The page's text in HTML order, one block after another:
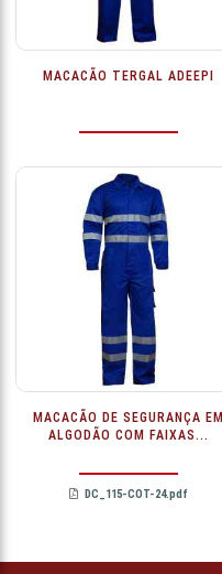
MACACÃO TERGAL ADEEPI
MACACÃO DE SEGURANÇA EM
ALGODÃO COM FAIXAS...
DC_115-COT-24.pdf